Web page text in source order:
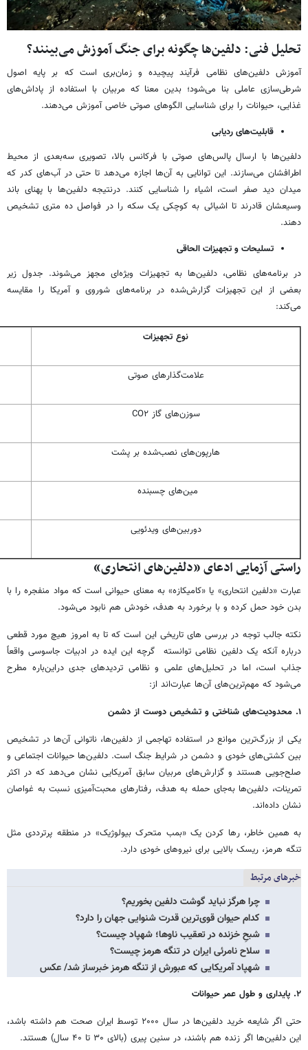
تحلیل فنی: دلفین‌ها چگونه برای جنگ آموزش می‌بینند؟
آموزش دلفین‌های نظامی فرآیند پیچیده و زمان‌بری است که بر پایه اصول
شرطی‌سازی عاملی بنا می‌شود؛ بدین معنا که مربیان با استفاده از پاداش‌های
غذایی، حیوانات را برای شناسایی الگوهای صوتی خاصی آموزش می‌دهند.
قابلیت‌های ردیابی
دلفین‌ها با ارسال پالس‌های صوتی با فرکانس بالا، تصویری سه‌بعدی از محیط
اطرافشان می‌سازند. این توانایی به آن‌ها اجازه می‌دهد تا حتی در آب‌های کدر که
میدان دید صفر است، اشیاء را شناسایی کنند. درنتیجه دلفین‌ها با پهنای باند
وسیعشان قادرند تا اشیائی به کوچکی یک سکه را در فواصل ده متری تشخیص
دهند.
تسلیحات و تجهیزات الحاقی
در برنامه‌های نظامی، دلفین‌ها به تجهیزات ویژه‌ای مجهز می‌شوند. جدول زیر
بعضی از این تجهیزات گزارش‌شده در برنامه‌های شوروی و آمریکا را مقایسه
می‌کند:
نوع تجهیزات
علامت‌گذارهای صوتی
سوزن‌های گاز CO۲
هارپون‌های نصب‌شده بر پشت
مین‌های چسبنده
دوربین‌های ویدئویی
راستی آزمایی ادعای «دلفین‌های انتحاری»
عبارت «دلفین انتحاری» یا «کامیکازه» به معنای حیوانی است که مواد منفجره را با
بدن خود حمل کرده و با برخورد به هدف، خودش هم نابود می‌شود.
نکته جالب توجه در بررسی های تاریخی این است که تا به امروز هیچ مورد قطعی
درباره آنکه یک دلفین نظامی توانسته گرچه این ایده در ادبیات جاسوسی واقعاً
جذاب است، اما در تحلیل‌های علمی و نظامی تردیدهای جدی دراین‌باره مطرح
می‌شود که مهم‌ترین‌های آن‌ها عبارت‌اند از:
۱. محدودیت‌های شناختی و تشخیص دوست از دشمن
یکی از بزرگ‌ترین موانع در استفاده تهاجمی از دلفین‌ها، ناتوانی آن‌ها در تشخیص
بین کشتی‌های خودی و دشمن در شرایط جنگ است. دلفین‌ها حیوانات اجتماعی و
صلح‌جویی هستند و گزارش‌های مربیان سابق آمریکایی نشان می‌دهد که در اکثر
تمرینات، دلفین‌ها به‌جای حمله به هدف، رفتارهای محبت‌آمیزی نسبت به غواصان
نشان داده‌اند.
به همین خاطر، رها کردن یک «بمب متحرک بیولوژیک» در منطقه پرترددی مثل
تنگه هرمز، ریسک بالایی برای نیروهای خودی دارد.
خبرهای مرتبط
چرا هرگز نباید گوشت دلفین بخوریم؟
کدام حیوان قوی‌ترین قدرت شنوایی جهان را دارد؟
شبحِ خزنده در تعقیب ناوها؛ شهپاد چیست؟
سلاح نامرئی ایران در تنگه هرمز چیست؟
شهپاد آمریکایی که عبورش از تنگه هرمز خبرساز شد/ عکس
۲. پایداری و طول عمر حیوانات
حتی اگر شایعه خرید دلفین‌ها در سال ۲۰۰۰ توسط ایران صحت هم داشته باشد،
این دلفین‌ها اگر زنده هم باشند، در سنین پیری (بالای ۳۰ تا ۴۰ سال) هستند.